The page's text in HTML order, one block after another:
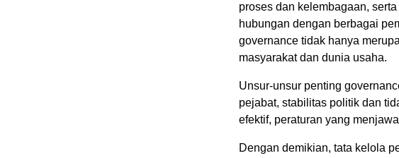
proses dan kelembagaan,
hubungan dengan berbagai
governance tidak hanya
masyarakat dan dunia usaha.
Unsur-unsur penting
pejabat, stabilitas politik dan
efektif, peraturan yang
Dengan demikian, tata kelola